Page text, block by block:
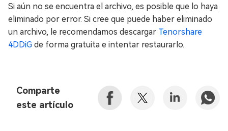
Si aún no se encuentra el archivo, es posible que lo haya
eliminado por error. Si cree que puede haber eliminado
un archivo, le recomendamos descargar Tenorshare
4DDiG de forma gratuita e intentar restaurarlo.
Comparte
este artículo